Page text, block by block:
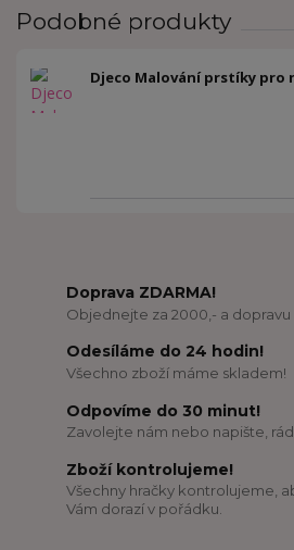
Podobné produkty
Djeco Malování prstíky pro
Doprava ZDARMA!
Objednejte za 2000,- a dopravu
Odesíláme do 24 hodin!
Všechno zboží máme skladem!
Odpovíme do 30 minut!
Zavolejte nám nebo napište,
Zboží kontrolujeme!
Všechny hračky kontrolujeme,
Vám dorazí v pořádku.